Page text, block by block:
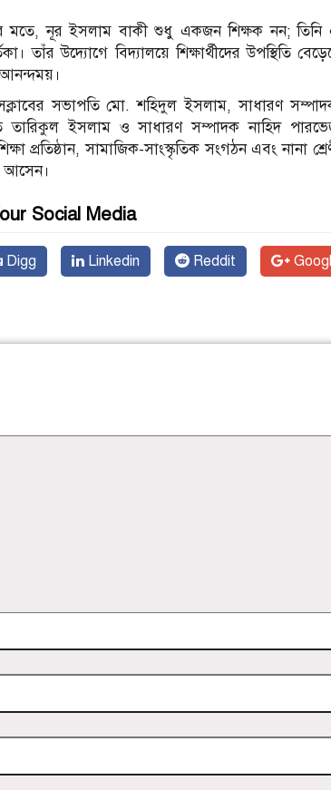
মতে, নূর ইসলাম বাকী শুধু একজন শিক্ষক নন;
তাঁর উদ্যোগে বিদ্যালয়ে শিক্ষার্থীদের উপস্থিতি
সভাপতি মো. শহিদুল ইসলাম, সাধারণ
তারিকুল ইসলাম ও সাধারণ সম্পাদক নাহিদ
প্রতিষ্ঠান, সামাজিক-সাংস্কৃতিক সংগঠন এবং নানা
আসেন।
Social Media
Digg Linkedin Reddit